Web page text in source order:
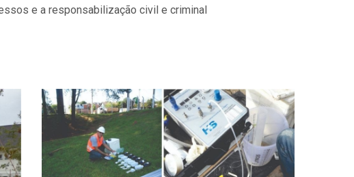
e a responsabilização civil e criminal